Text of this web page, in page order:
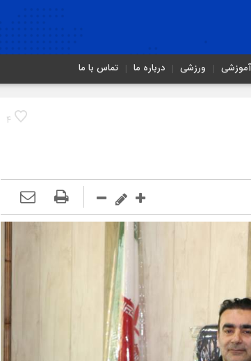
ورزشی درباره ما تماس با ما
4